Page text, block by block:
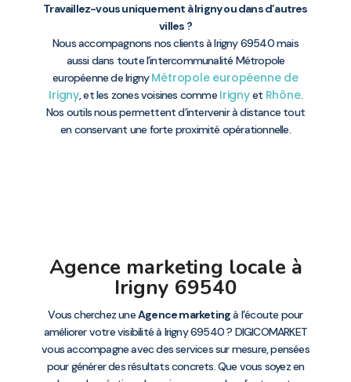
Travaillez-vous uniquement à Irigny ou dans d’autres
villes ?
Nous accompagnons nos clients à Irigny 69540 mais
aussi dans toute l’intercommunalité Métropole
européenne de IrignyMétropole européenne de
Irigny, et les zones voisines comme Irignyet Rhône.
Nos outils nous permettent d’intervenir à distance tout
en conservant une forte proximité opérationnelle.
Agence marketing locale à
Irigny 69540
Vous cherchez uneAgence marketingà l’écoute pour
améliorer votre visibilité à Irigny 69540 ? DIGICOMARKET
vous accompagne avec des services sur mesure, pensées
pour générer des résultats concrets. Que vous soyez en